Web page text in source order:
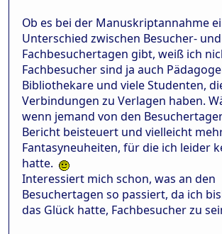
Ob es bei der Manuskriptannahme
Unterschied zwischen Besucher- und
Fachbesuchertagen gibt, weiß ich
Fachbesucher sind ja auch
Bibliothekare und viele Studenten,
Verbindungen zu Verlagen haben.
wenn jemand von den
Bericht beisteuert und vielleicht
Fantasyneuheiten, für die ich leider
hatte.
Interessiert mich schon, was an den
Besuchertagen so passiert, da ich
das Glück hatte, Fachbesucher zu